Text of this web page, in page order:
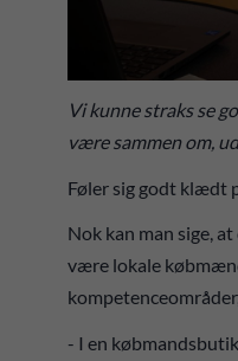
Vi kunne straks se
være sammen om,
Føler sig godt klædt
Nok kan man sige,
være lokale
- I en